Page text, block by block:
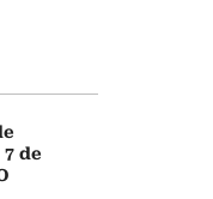
de